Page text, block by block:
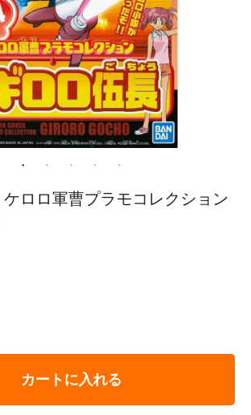
ロロ軍曹プラモコレクション
カートに入れる